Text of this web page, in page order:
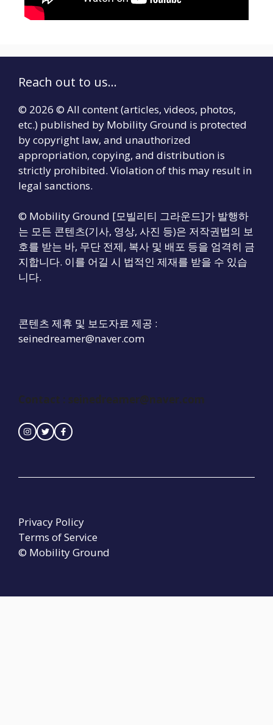
Reach out to us...
© 2026 © All content (articles, videos, photos,
etc.) published by Mobility Ground is protected
by copyright law, and unauthorized
appropriation, copying, and distribution is
strictly prohibited. Violation of this may result in
legal sanctions.
© Mobility Ground [모빌리티 그라운드]가 발행하
는 모든 콘텐츠(기사, 영상, 사진 등)은 저작권법의 보
호를 받는 바, 무단 전제, 복사 및 배포 등을 엄격히 금
지합니다. 이를 어길 시 법적인 제재를 받을 수 있습
니다.
콘텐츠 제휴 및 보도자료 제공 :
seinedreamer@naver.com
Contact : seinedreamer@naver.com
© Mobility Ground
Privacy Policy
Terms of Service